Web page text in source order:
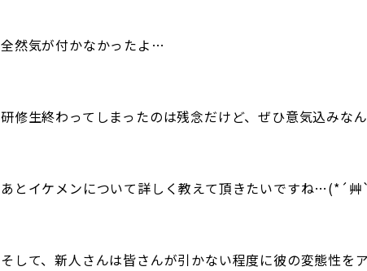
全然気が付かなかったよ…
研修生終わってしまったのは残念だけど、ぜひ意気込みな
あとイケメンについて詳しく教えて頂きたいですね…(*´
そして、新人さんは皆さんが引かない程度に彼の変態性を